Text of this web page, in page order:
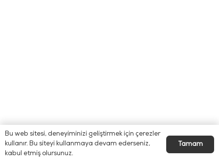
Bu web sitesi, deneyiminizi geliştirmek için çerezler
kullanır. Bu siteyi kullanmaya devam ederseniz,
kabul etmiş olursunuz.
Tamam